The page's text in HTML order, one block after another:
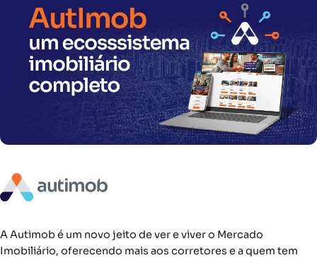
A Autimob é um novo jeito de ver e viver o Mercado
Imobiliário, oferecendo mais aos corretores e a quem tem